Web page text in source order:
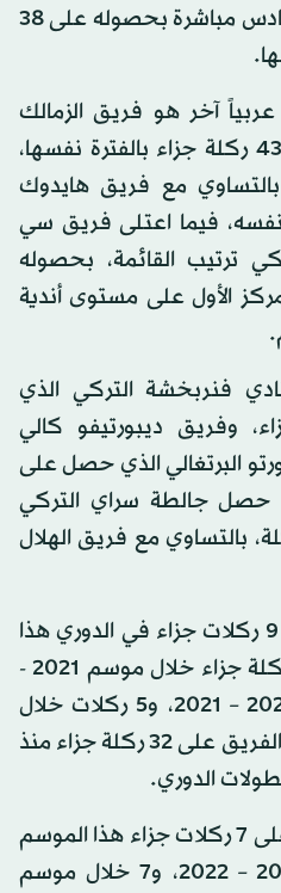
الهلال بعده في المركز السادس مباشرة بحصوله على 38
آخر هو فريق الزمالك
المصري الذي حصل على 43 ركلة جزاء بالفترة نفسها،
بالتساوي مع فريق هايدوك
نفسه، فيما اعتلى فريق سي
ترتيب القائمة، بحصوله
المركز الأول على مستوى أندية
فنربخشة التركي الذي
جزاء، وفريق ديبورتيفو كالي
جزائية، وبورتو البرتغالي الذي حصل على
حصل جالطة سراي التركي
اليوناني على 38 ركلة، بالتساوي مع فريق الهلال
وحصل فريق الاتحاد على 9 ركلات جزاء في الدوري هذا
الموسم، بالإضافة إلى 12 ركلة جزاء خلال موسم 2021 -
2022، و6 خلال موسم 2020 – 2021، و5 ركلات خلال
مطلع عام 2020، ليحصل الفريق على 32 ركلة جزاء منذ
أما فريق الشباب فحصل على 7 ركلات جزاء هذا الموسم
دورياً، و7 خلال موسم 2021 – 2022، و7 خلال موسم